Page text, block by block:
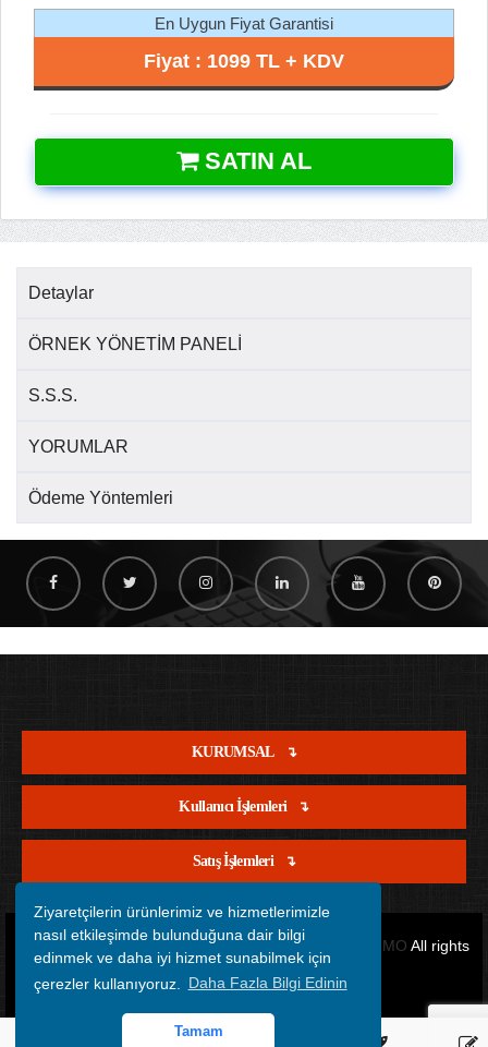
Ziyaretçilerin ürünlerimiz ve hizmetlerimizle
nasıl etkileşimde bulunduğuna dair bilgi
edinmek ve daha iyi hizmet sunabilmek için
çerezler kullanıyoruz.
Daha Fazla Bilgi Edinin
Tamam
En Uygun Fiyat Garantisi
Fiyat : 1099 TL + KDV
SATIN AL
Detaylar
ÖRNEK YÖNETİM PANELİ
S.S.S.
YORUMLAR
Ödeme Yöntemleri
KURUMSAL
Kullanıcı İşlemleri
Satış İşlemleri
Copyright © 2012 - 2026 Tüm Hakları Saklıdır. OFİSİMO All rights
reserved.